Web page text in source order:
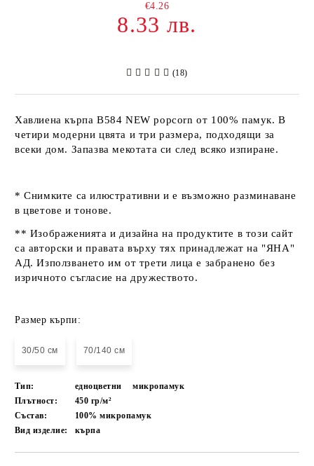
€4.26
8.33 лв.
(18)
Хавлиена кърпа B584 NEW popcorn от 100% памук. В
четири модерни цвята и три размера, подходящи за
всеки дом. Запазва мекотата си след всяко изпиране.
* Снимките са илюстративни и е възможно разминаване
в цветове и тонове.
** Изображенията и дизайна на продуктите в този сайт
са авторски и правата върху тях принадлежат на "ЯНА"
АД. Използването им от трети лица е забранено без
изричното съгласие на дружеството.
Размер кърпи:
30/50 см 70/140 см
Тип: едноцветни
микропамук
Плътност:
450 гр/м²
Състав:
100% микропамук
Вид изделие:
кърпа